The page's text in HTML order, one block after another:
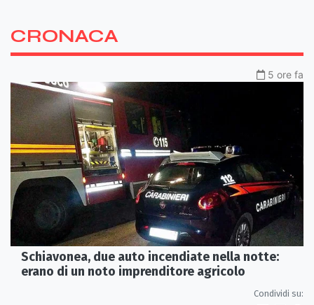
CRONACA
5 ore fa
Schiavonea, due auto incendiate nella notte:
erano di un noto imprenditore agricolo
Condividi su: